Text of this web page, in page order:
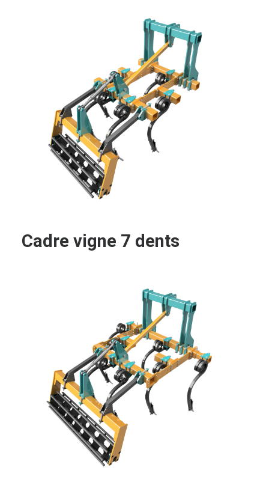
Cadre vigne 7 dents